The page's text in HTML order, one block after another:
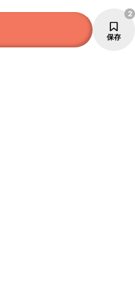
保存
2